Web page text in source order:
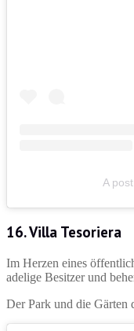
A
16. Villa Tesoriera
Im Herzen eines
adelige Besitzer und
Der Park und die